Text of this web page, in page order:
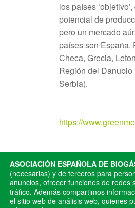
los países
potencial de
pero un mercado
países son
Checa, Grecia,
Región del
Serbia).
https://
Publicado en Noticias
ANTERIOR
ASOCIACIÓN ESPAÑOLA DE
(necesarias) y de terceros para
anuncios, ofrecer funciones de redes
tráfico. Además compartimos
el sitio web de análisis web, quienes